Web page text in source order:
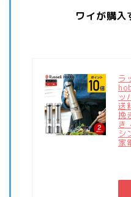
ワイが購入
ラ
ッ
送
挽
き
シ
家